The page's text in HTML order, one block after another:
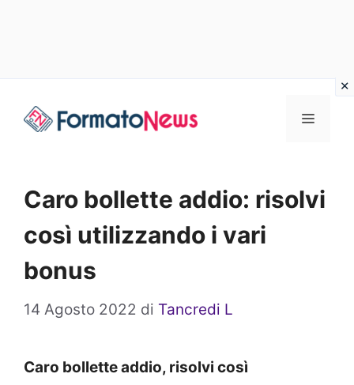
Menu
Caro bollette addio: risolvi
così utilizzando i vari
bonus
14 Agosto 2022 di Tancredi L
Caro bollette addio, risolvi così